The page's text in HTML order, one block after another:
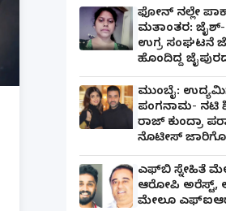
ಫೋನ್ ನಲ್ಲೇ
ಮತಾಂತರ:
ಉಗ್ರ ಸಂಘಟನೆ
ಹೊಂದಿದ್ದ
ಮುಂಬೈ:
ಪಂಗನಾಮ- ನಟಿ
ರಾಜ್ ಕುಂದ್ರಾ
ನೊಟೀಸ್
ಎಫ್‌ಬಿ ಸ್ನೇಹಿತೆ
ಆರೋಪಿ ಅರೆಸ್ಟ್,
ಮೇಲೂ